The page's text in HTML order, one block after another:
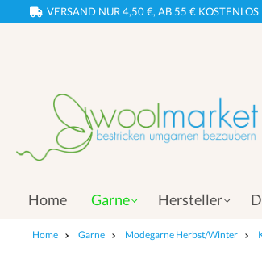
VERSAND NUR 4,50 €, AB 55 € KOSTENLOS
Home Garne Hersteller
Home Garne Modegarne Herbst/Winter